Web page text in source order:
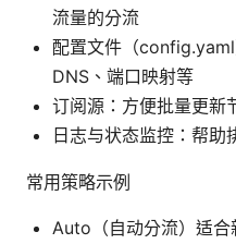
流量的分流
配置文件（config.yaml
DNS、端口映射等
订阅源：方便批量更新
日志与状态监控：帮助
常用策略示例
Auto（自动分流）适